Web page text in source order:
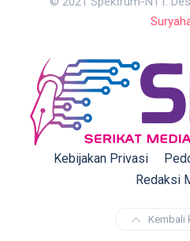
Kebijakan Privasi
Redaksi
Kembali